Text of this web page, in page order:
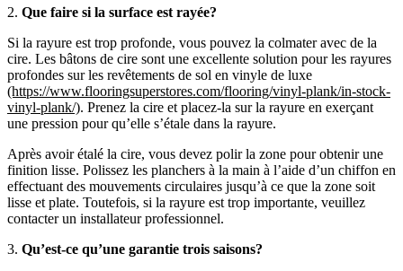
2. Que faire si la surface est rayée?
Si la rayure est trop profonde, vous pouvez la colmater avec de la
cire. Les bâtons de cire sont une excellente solution pour les rayures
profondes sur les revêtements de sol en vinyle de luxe
(https://www.flooringsuperstores.com/flooring/vinyl-plank/in-stock-
vinyl-plank/). Prenez la cire et placez-la sur la rayure en exerçant
une pression pour qu’elle s’étale dans la rayure.
Après avoir étalé la cire, vous devez polir la zone pour obtenir une
finition lisse. Polissez les planchers à la main à l’aide d’un chiffon en
effectuant des mouvements circulaires jusqu’à ce que la zone soit
lisse et plate. Toutefois, si la rayure est trop importante, veuillez
contacter un installateur professionnel.
3. Qu’est-ce qu’une garantie trois saisons?